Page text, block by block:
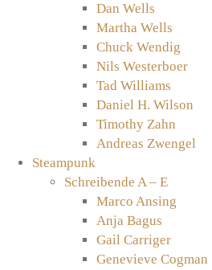
Dan Wells
Martha Wells
Chuck Wendig
Nils Westerboer
Tad Williams
Daniel H. Wilson
Timothy Zahn
Andreas Zwengel
Steampunk
Schreibende A – E
Marco Ansing
Anja Bagus
Gail Carriger
Genevieve Cogman